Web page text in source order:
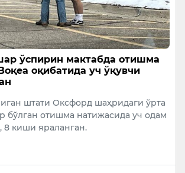
ўспирин мактабда отишма
оқибатида уч ўқувчи
штати Оксфорд шаҳридаги ўрта
бўлган отишма натижасида уч одам
8 киши яраланган.